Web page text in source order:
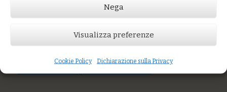
Nega
Visualizza preferenze
Cookie Policy Dichiarazione sulla Privacy
Riso Infiore residuo zero integrale